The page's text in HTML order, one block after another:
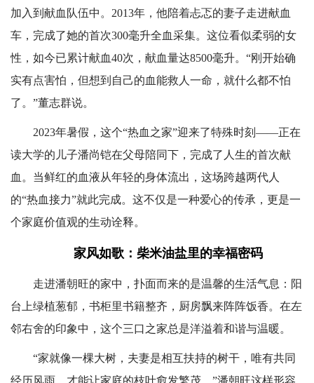
加入到献血队伍中。2013年，他陪着忐忑的妻子走进献血
车，完成了她的首次300毫升全血采集。这位看似柔弱的女
性，如今已累计献血40次，献血量达8500毫升。“刚开始确
实有点害怕，但想到自己的血能救人一命，就什么都不怕
了。”董志群说。
2023年暑假，这个“热血之家”迎来了特殊时刻——正在
读大学的儿子潘尚铠在父母陪同下，完成了人生的首次献
血。当鲜红的血液从年轻的身体流出，这场跨越两代人
的“热血接力”就此完成。这不仅是一种爱心的传承，更是一
个家庭价值观的生动诠释。
家风如歌：柴米油盐里的幸福密码
走进潘朝旺的家中，扑面而来的是温馨的生活气息：阳
台上绿植葱郁，书柜里书籍整齐，厨房飘来阵阵饭香。在左
邻右舍的印象中，这个三口之家总是洋溢着和谐与温暖。
“家就像一棵大树，夫妻是相互扶持的树干，唯有共同
经历风雨，才能让家庭的枝叶愈发繁茂。”潘朝旺这样形容